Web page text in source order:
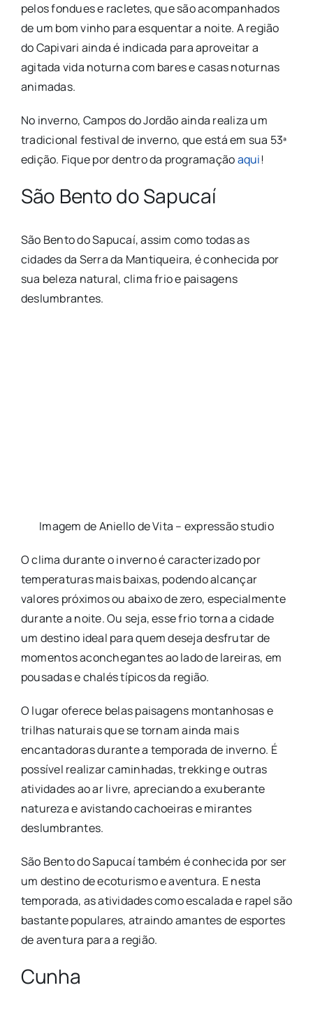
pelos fondues e racletes, que são acompanhados
de um bom vinho para esquentar a noite. A região
do Capivari ainda é indicada para aproveitar a
agitada vida noturna com bares e casas noturnas
animadas.
No inverno, Campos do Jordão ainda realiza um
tradicional festival de inverno, que está em sua 53ª
edição. Fique por dentro da programaçãoaqui!
São Bento do Sapucaí
São Bento do Sapucaí, assim como todas as
cidades da Serra da Mantiqueira, é conhecida por
sua beleza natural, clima frio e paisagens
deslumbrantes.
Imagem de Aniello de Vita – expressão studio
O clima durante o inverno é caracterizado por
temperaturas mais baixas, podendo alcançar
valores próximos ou abaixo de zero, especialmente
durante a noite. Ou seja, esse frio torna a cidade
um destino ideal para quem deseja desfrutar de
momentos aconchegantes ao lado de lareiras, em
pousadas e chalés típicos da região.
O lugar oferece belas paisagens montanhosas e
trilhas naturais que se tornam ainda mais
encantadoras durante a temporada de inverno. É
possível realizar caminhadas, trekking e outras
atividades ao ar livre, apreciando a exuberante
natureza e avistando cachoeiras e mirantes
deslumbrantes.
São Bento do Sapucaí também é conhecida por ser
um destino de ecoturismo e aventura. E nesta
temporada, as atividades como escalada e rapel são
bastante populares, atraindo amantes de esportes
de aventura para a região.
Cunha